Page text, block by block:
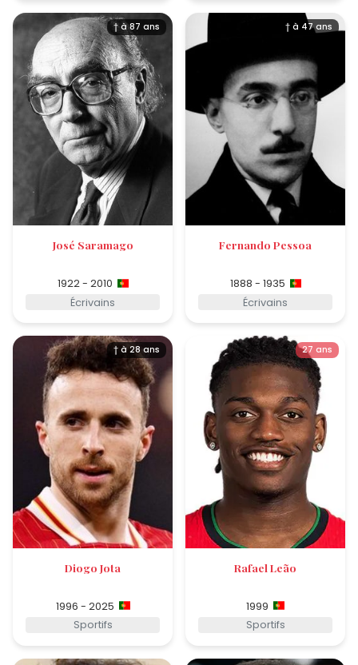
† à 87 ans
José Saramago
1922 - 2010
Écrivains
† à 47 ans
Fernando Pessoa
1888 - 1935
Écrivains
† à 28 ans
Diogo Jota
1996 - 2025
Sportifs
27 ans
Rafael Leão
1999
Sportifs